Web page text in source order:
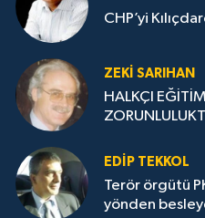
CHP’yi
ZEKI SARIHAN
HALKÇI
EDIP TEKKOL
Terör örgütü
yönden